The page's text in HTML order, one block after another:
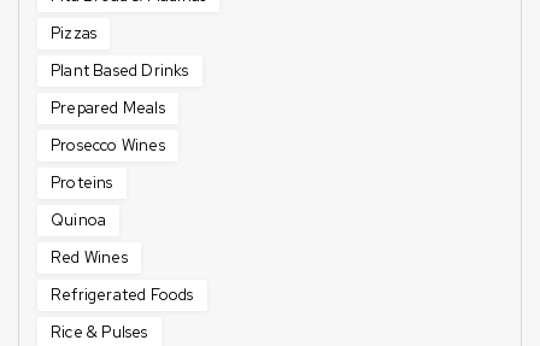
Pizzas
Plant Based Drinks
Prepared Meals
Prosecco Wines
Proteins
Quinoa
Red Wines
Refrigerated Foods
Rice & Pulses